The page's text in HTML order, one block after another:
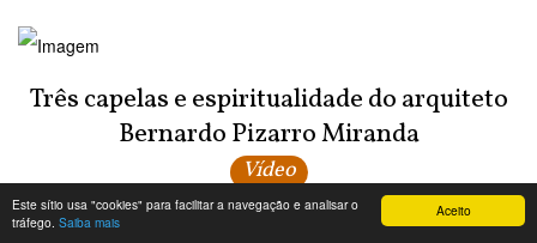
Aceito
Este sítio usa "cookies" para facilitar a navegação e analisar o
tráfego. Saiba mais
Três capelas e espiritualidade do arquiteto
Bernardo Pizarro Miranda
Vídeo